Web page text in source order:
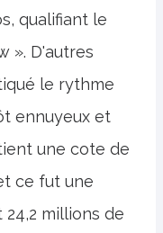
qualifiant le
». D'autres
le rythme
ennuyeux et
une cote de
ce fut une
millions de